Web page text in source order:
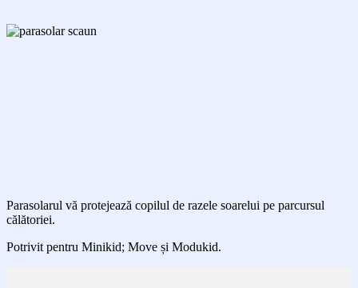
Parasolarul vă protejează copilul de razele soarelui pe parcursul
călătoriei.
Potrivit pentru Minikid; Move și Modukid.